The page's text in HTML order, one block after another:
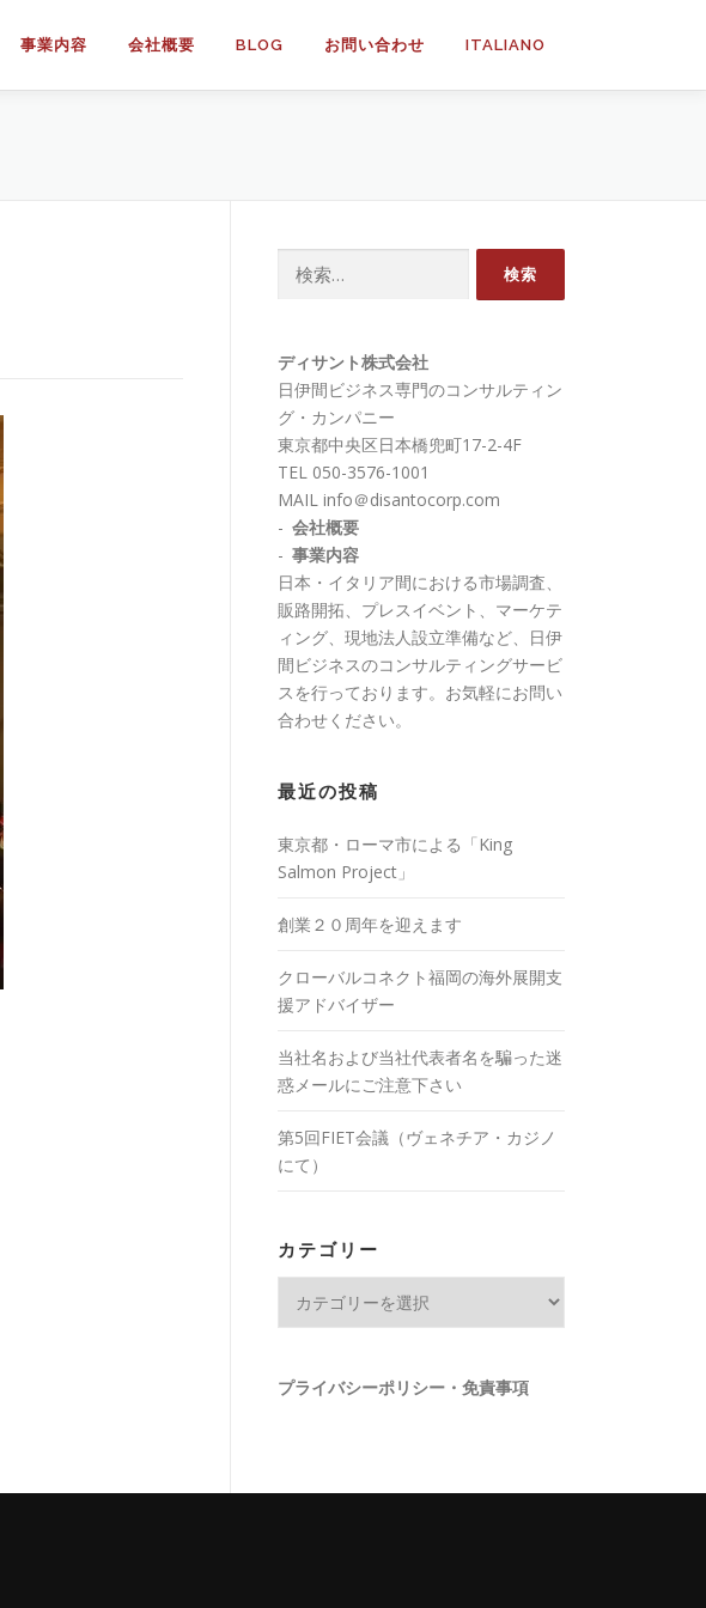
事業内容 会社概要 BLOG お問い合わせ ITALIANO
ディサント株式会社
日伊間ビジネス専門のコンサルティン
グ・カンパニー
東京都中央区日本橋兜町17-2-4F
TEL 050-3576-1001
MAIL info＠disantocorp.com
- 会社概要
- 事業内容
日本・イタリア間における市場調査、
販路開拓、プレスイベント、マーケテ
ィング、現地法人設立準備など、日伊
間ビジネスのコンサルティングサービ
スを行っております。お気軽にお問い
合わせください。
最近の投稿
東京都・ローマ市による「King
Salmon Project」
創業２０周年を迎えます
クローバルコネクト福岡の海外展開支
援アドバイザー
当社名および当社代表者名を騙った迷
惑メールにご注意下さい
第5回FIET会議（ヴェネチア・カジノ
にて）
カテゴリー
ー
プライバシーポリシー・免責事項